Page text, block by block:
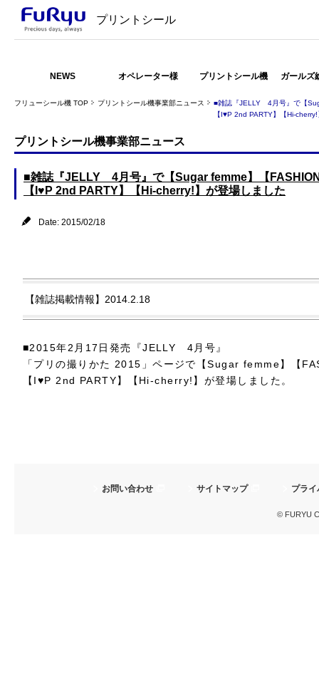
プリントシール
NEWS オペレーター様 プリントシール機 ガールズ
フリューシール機 TOP プリントシール機事業部ニュース
■雑誌『JELLY 4月号』で【
【I♥P 2nd PARTY】【Hi-
プリントシール機事業部ニュース
■雑誌『JELLY 4月号』で【Sugar femme】【
【I♥P 2nd PARTY】【Hi-cherry!】が登場しました
Date: 2015/02/18
【雑誌掲載情報】2014.2.18
■2015年2月17日発売『JELLY 4月号』
「プリの撮りかた 2015」ページで【Sugar femme】【
【I♥P 2nd PARTY】【Hi-cherry!】が登場しました。
お問い合わせ サイトマップ プラ
© FURYU